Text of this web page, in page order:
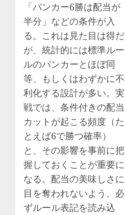
「バンカー6勝は配当が
半分」などの条件が入
る。これは見た目は得だ
が、統計的には標準ルー
ルのバンカーとほぼ同
等、もしくはわずかに不
利化する設計が多い。実
戦では、条件付きの配当
カットが起こる頻度（た
とえば6で勝つ確率）
と、その影響を事前に把
握しておくことが重要に
なる。配当の美味しさに
目を奪われないよう、必
ずルール表記を読み込